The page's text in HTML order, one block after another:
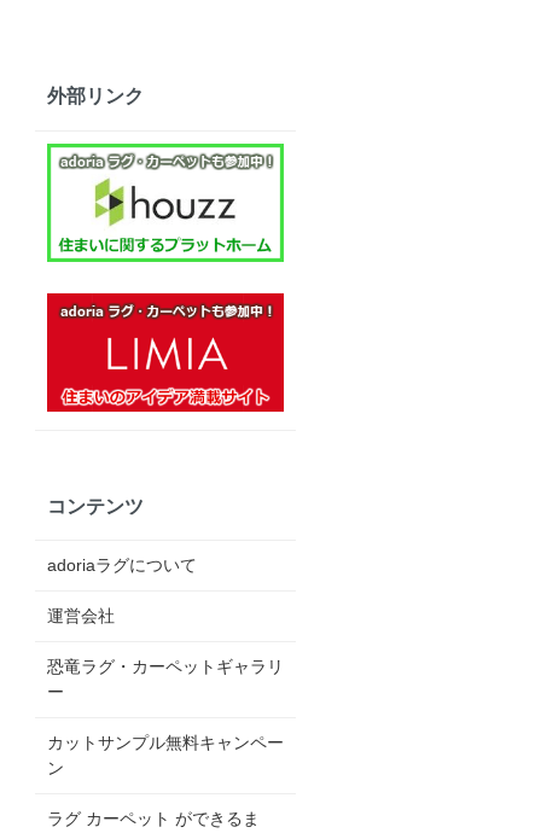
外部リンク
コンテンツ
adoriaラグについて
運営会社
恐竜ラグ・カーペットギャラリ
ー
カットサンプル無料キャンペー
ン
ラグ カーペット ができるま